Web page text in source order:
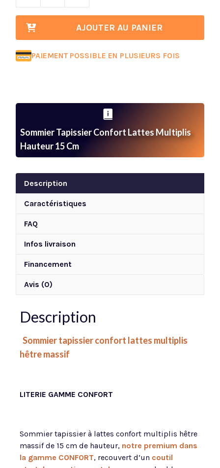
Sommier
confort
lattes
cm
AJOUTER AU PANIER
PAIEMENT POSSIBLE EN PLUSIEURS FOIS
Sommier Tapissier Confort Lattes Multiplis
Hauteur 15 Cm
Description
Caractéristiques
FAQ
Infos livraison
Financement
Avis (0)
Description
Sommier tapissier confort lattes multiplis
hêtre massif
LITERIE GAMME CONFORT
Sommier tapissier à lattes confort multiplis hêtre
massif de 15 cm de hauteur, notre premium dans
la gamme CONFORT, recouvert d’un coutil